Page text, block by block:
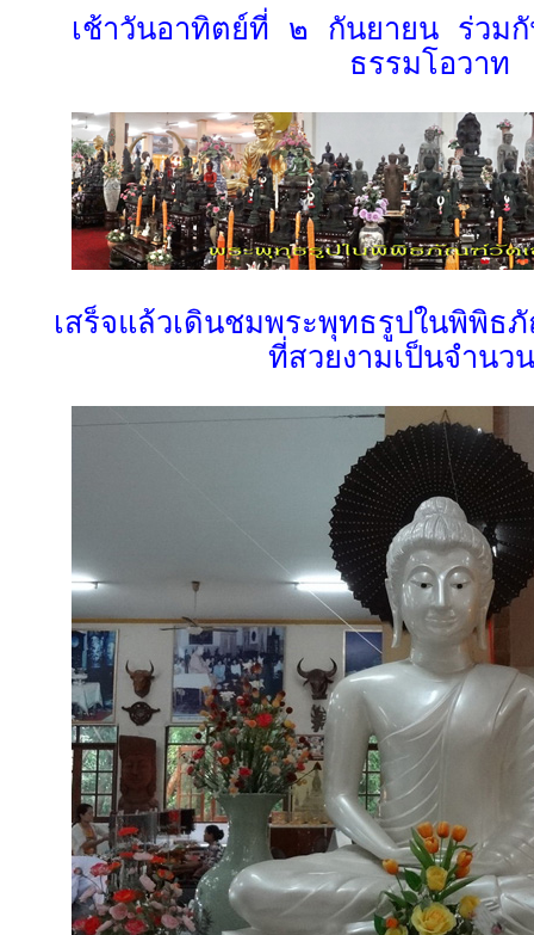
เช้าวันอาทิตย์ที่ ๒ กันยายน ร่วม
ธรรมโอวาท
เสร็จแล้วเดินชมพระพุทธรูปในพิพิ
ที่สวยงามเป็นจำนว